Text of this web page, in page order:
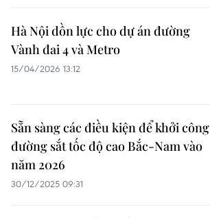
Hà Nội dồn lực cho dự án đường
Vành đai 4 và Metro
15/04/2026 13:12
Sẵn sàng các điều kiện để khởi công
đường sắt tốc độ cao Bắc-Nam vào
năm 2026
30/12/2025 09:31